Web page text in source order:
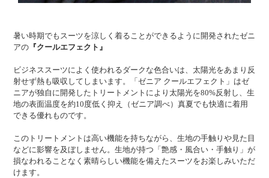
暑い時期でもスーツを涼しく着ることができるように開発されたゼニ
アの 『クールエフェクト』
ビジネススーツによく使われるダークな色合いは、太陽光をあまり反
射せず熱も吸収してしまいます。「ゼニア クールエフェクト」はゼ
ニアが独自に開発したトリートメントにより太陽光を80%反射し、生
地の表面温度を約10度低く抑え（ゼニア調べ）真夏でも快適に着用
できる優れものです。
このトリートメントは高い機能を持ちながら、生地の手触りや見た目
などに影響を及ぼしません。生地が持つ「艶感・風合い・手触り」が
損なわれることなく素晴らしい機能を備えたスーツをお楽しみいただ
けます。